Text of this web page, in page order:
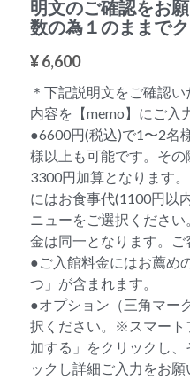
明文のご確認をお
数の為１のままで
¥ 6,600
＊下記説明文をご確認
内容を【memo】にご入
●6600円(税込)で1〜2名
様以上も可能です。そ
3300円加算となります
にはお食事代(1100円以
ニューをご選択くださ
金は同一となります。ご
●ご入館料金にはお薦め
つ」が含まれます。
●オプション（三角マー
択ください。※スマート
加する」をクリックし
ックし詳細ご入力をお願